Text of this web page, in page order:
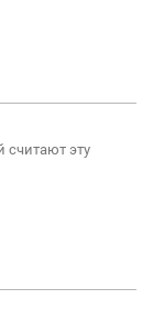
считают эту